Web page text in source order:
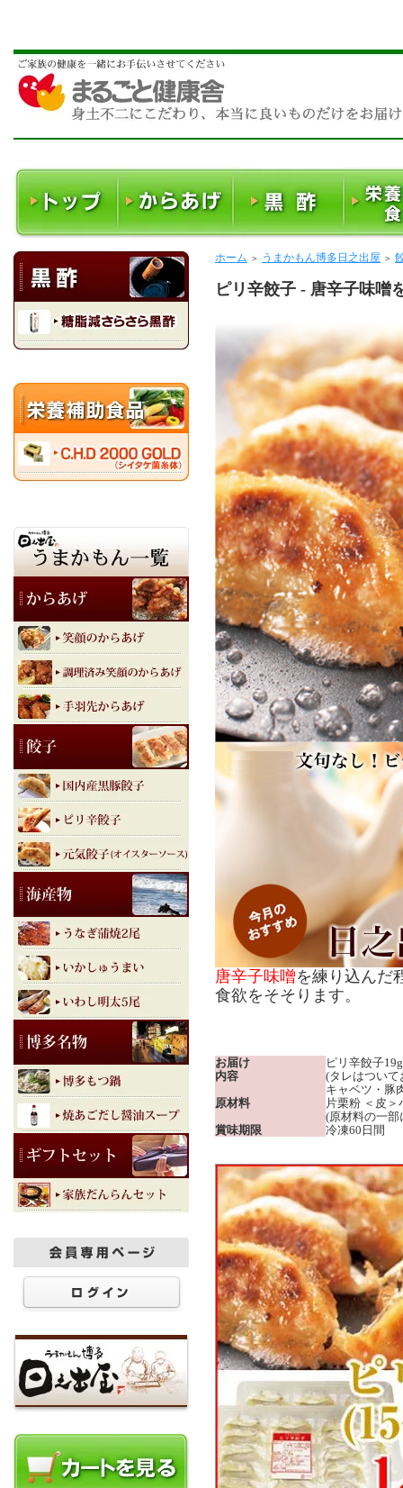
ホーム ＞ うまかもん博多日之出屋 ＞
ピリ辛餃子 - 唐辛子味噌
唐辛子味噌を練り込んだ
食欲をそそります。
お届け
内容
ピリ辛餃子
(タレはついて
原材料
キャベツ・豚
片栗粉 ＜皮
(原材料の一
賞味期限
冷凍60日間